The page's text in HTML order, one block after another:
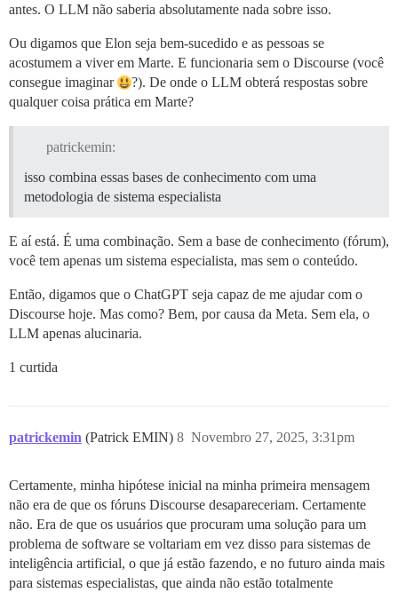
antes. O LLM não saberia absolutamente nada sobre isso.
Ou digamos que Elon seja bem-sucedido e as pessoas se
acostumem a viver em Marte. E funcionaria sem o Discourse (você
consegue imaginar
?). De onde o LLM obterá respostas sobre
qualquer coisa prática em Marte?
patrickemin:
isso combina essas bases de conhecimento com uma
metodologia de sistema especialista
E aí está. É uma combinação. Sem a base de conhecimento (fórum),
você tem apenas um sistema especialista, mas sem o conteúdo.
Então, digamos que o ChatGPT seja capaz de me ajudar com o
Discourse hoje. Mas como? Bem, por causa da Meta. Sem ela, o
LLM apenas alucinaria.
1 curtida
patrickemin (Patrick EMIN) Novembro 27, 2025, 3:31pm
8
Certamente, minha hipótese inicial na minha primeira mensagem
não era de que os fóruns Discourse desapareceriam. Certamente
não. Era de que os usuários que procuram uma solução para um
problema de software se voltariam em vez disso para sistemas de
inteligência artificial, o que já estão fazendo, e no futuro ainda mais
para sistemas especialistas, que ainda não estão totalmente